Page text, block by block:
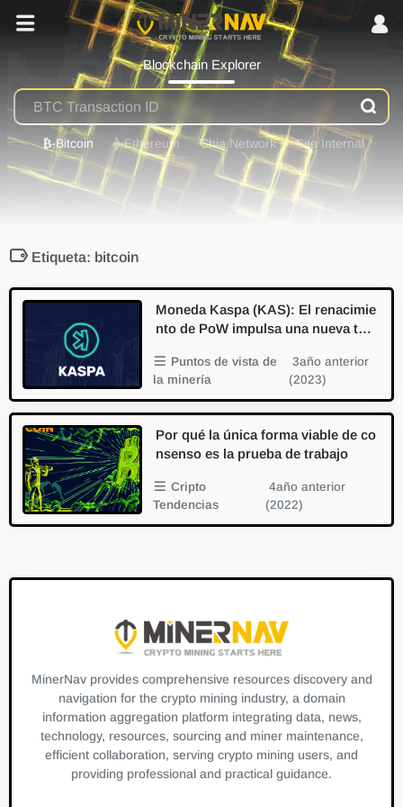
Blockchain Explorer
₿-Bitcoin ⟠-Ethereum Chia Network Site Internal
Etiqueta: bitcoin
Moneda Kaspa (KAS): El renacimie
nto de PoW impulsa una nueva ten
ológica
Puntos de vista de
la minería
3año anterior
(2023)
Por qué la única forma viable de co
nsenso es la prueba de trabajo
Cripto
Tendencias
4año anterior
(2022)
MinerNav provides comprehensive resources discovery and
navigation for the crypto mining industry, a domain
information aggregation platform integrating data, news,
technology, resources, sourcing and miner maintenance,
efficient collaboration, serving crypto mining users, and
providing professional and practical guidance.